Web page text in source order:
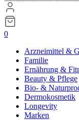
0
Arzneimittel &
Familie
Ernährung &
Beauty & Pflege
Bio- &
Dermokosmetik
Longevity
Marken